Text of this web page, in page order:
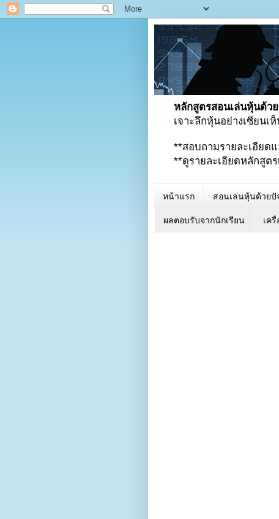
หลักสูตรสอนเล่นหุ้นด้ว
เจาะลึกหุ้นอย่างเซียนเ
**สอบถามรายละเอียด
**ดูรายละเอียดหลักสูต
หน้าแรก สอนเล่นหุ้นด้วยปั
ผลตอบรับจากนักเรียน เค